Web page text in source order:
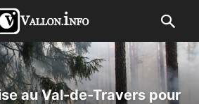
au Val-de-Travers pour